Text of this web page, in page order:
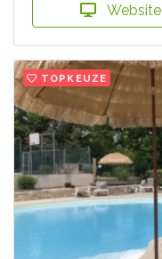
Website
TOPKEUZE